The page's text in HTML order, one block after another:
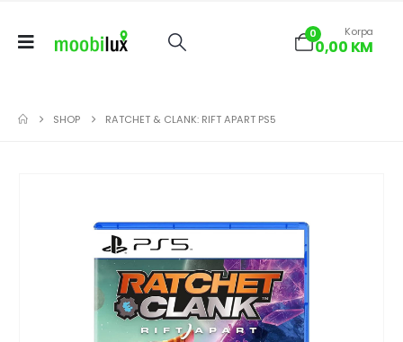
0 Korpa
0,00 KM
SHOP RATCHET & CLANK: RIFT APART PS5